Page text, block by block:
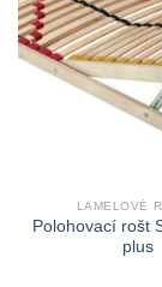
LAMELOVÉ
Polohovací rošt
plus